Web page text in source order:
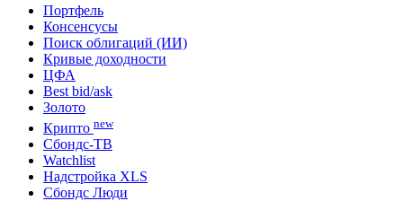
Портфель
Консенсусы
Поиск облигаций (ИИ)
Кривые доходности
ЦФА
Best bid/ask
Золото
Крипто new
Сбондс-ТВ
Watchlist
Надстройка XLS
Сбондс Люди